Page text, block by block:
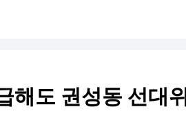
해도 권성동 선대